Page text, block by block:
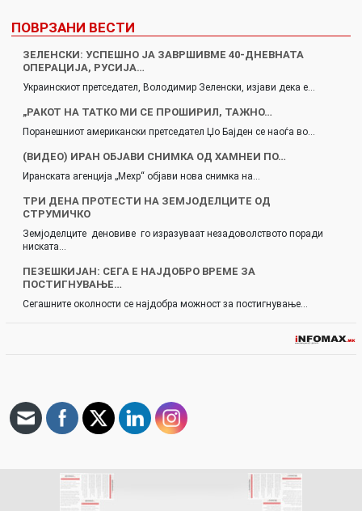
ПОВРЗАНИ ВЕСТИ
ЗЕЛЕНСКИ: УСПЕШНО ЈА ЗАВРШИВМЕ 40-ДНЕВНАТА
ОПЕРАЦИЈА, РУСИЈА…
Украинскиот претседател, Володимир Зеленски, изјави дека е…
„РАКОТ НА ТАТКО МИ СЕ ПРОШИРИЛ, ТАЖНО…
Поранешниот американски претседател Џо Бајден се наоѓа во…
(ВИДЕО) ИРАН ОБЈАВИ СНИМКА ОД ХАМНЕИ ПО…
Иранската агенција „Мехр“ објави нова снимка на…
ТРИ ДЕНА ПРОТЕСТИ НА ЗЕМЈОДЕЛЦИТЕ ОД
СТРУМИЧКО
Земјоделците деновиве го изразуваат незадоволството поради
ниската…
ПЕЗЕШКИЈАН: СЕГА Е НАЈДОБРО ВРЕМЕ ЗА
ПОСТИГНУВАЊЕ…
Сегашните околности се најдобра можност за постигнување…